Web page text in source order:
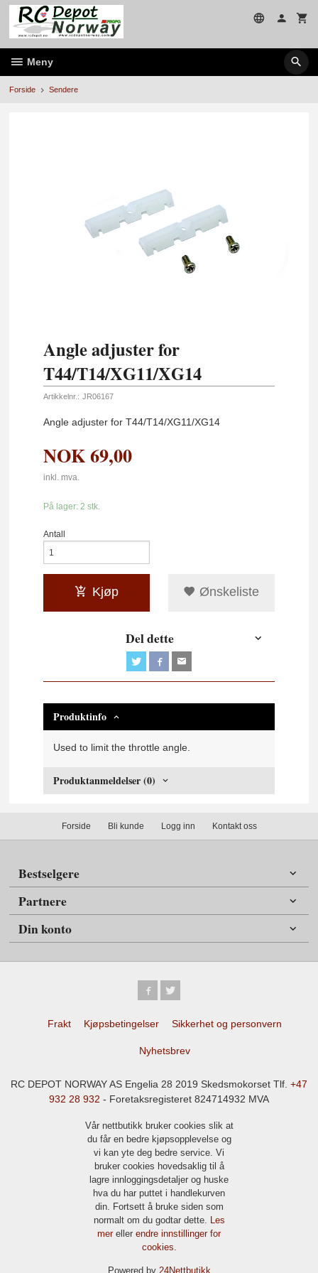
Gå
innholdet
Meny
Forside Sendere
Angle adjuster for
T44/T14/XG11/XG14
Artikkelnr.: JR06167
Angle adjuster for T44/T14/XG11/XG14
NOK69,00
inkl. mva.
På lager: 2 stk.
Antall
Kjøp Ønskeliste
Del dette
Produktinfo
Used to limit the throttle angle.
Produktanmeldelser (0)
Forside Bli kunde Logg inn Kontakt oss
Bestselgere
Partnere
Din konto
Frakt Kjøpsbetingelser Sikkerhet og personvern
Nyhetsbrev
RC DEPOT NORWAY AS Engelia 28 2019 Skedsmokorset Tlf. +47
932 28 932 - Foretaksregisteret 824714932 MVA
Vår nettbutikk bruker cookies slik at
du får en bedre kjøpsopplevelse og
vi kan yte deg bedre service. Vi
bruker cookies hovedsaklig til å
lagre innloggingsdetaljer og huske
hva du har puttet i handlekurven
din. Fortsett å bruke siden som
normalt om du godtar dette. Les
mer eller endre innstillinger for
cookies.
Powered by 24Nettbutikk